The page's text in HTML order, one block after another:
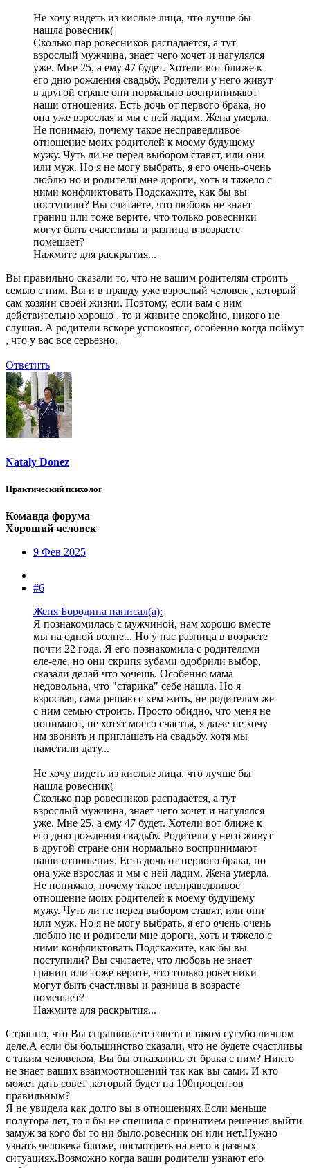
Не хочу видеть из кислые лица, что лучше бы
нашла ровесник(
Сколько пар ровесников распадается, а тут
взрослый мужчина, знает чего хочет и нагулялся
уже. Мне 25, а ему 47 будет. Хотели вот ближе к
его дню рождения свадьбу. Родители у него живут
в другой стране они нормально воспринимают
наши отношения. Есть дочь от первого брака, но
она уже взрослая и мы с ней ладим. Жена умерла.
Не понимаю, почему такое несправедливое
отношение моих родителей к моему будущему
мужу. Чуть ли не перед выбором ставят, или они
или муж. Но я не могу выбрать, я его очень-очень
люблю но и родители мне дороги, хоть и тяжело с
ними конфликтовать Подскажите, как бы вы
поступили? Вы считаете, что любовь не знает
границ или тоже верите, что только ровесники
могут быть счастливы и разница в возрасте
помешает?
Нажмите для раскрытия...
Вы правильно сказали то, что не вашим родителям строить
семью с ним. Вы и в правду уже взрослый человек , который
сам хозяин своей жизни. Поэтому, если вам с ним
действительно хорошо , то и живите спокойно, никого не
слушая. А родители вскоре успокоятся, особенно когда поймут
, что у вас все серьезно.
Ответить
Nataly Donez
Практический психолог
Команда форума
Хороший человек
9 Фев 2025
#6
Женя Бородина написал(а):
Я познакомилась с мужчиной, нам хорошо вместе
мы на одной волне... Но у нас разница в возрасте
почти 22 года. Я его познакомила с родителями
еле-еле, но они скрипя зубами одобрили выбор,
сказали делай что хочешь. Особенно мама
недовольна, что "старика" себе нашла. Но я
взрослая, сама решаю с кем жить, не родителям же
с ним семью строить. Просто обидно, что меня не
понимают, не хотят моего счастья, я даже не хочу
им звонить и приглашать на свадьбу, хотя мы
наметили дату...
Не хочу видеть из кислые лица, что лучше бы
нашла ровесник(
Сколько пар ровесников распадается, а тут
взрослый мужчина, знает чего хочет и нагулялся
уже. Мне 25, а ему 47 будет. Хотели вот ближе к
его дню рождения свадьбу. Родители у него живут
в другой стране они нормально воспринимают
наши отношения. Есть дочь от первого брака, но
она уже взрослая и мы с ней ладим. Жена умерла.
Не понимаю, почему такое несправедливое
отношение моих родителей к моему будущему
мужу. Чуть ли не перед выбором ставят, или они
или муж. Но я не могу выбрать, я его очень-очень
люблю но и родители мне дороги, хоть и тяжело с
ними конфликтовать Подскажите, как бы вы
поступили? Вы считаете, что любовь не знает
границ или тоже верите, что только ровесники
могут быть счастливы и разница в возрасте
помешает?
Нажмите для раскрытия...
Странно, что Вы спрашиваете совета в таком сугубо личном
деле.А если бы большинство сказали, что не будете счастливы
с таким человеком, Вы бы отказались от брака с ним? Никто
не знает ваших взаимоотношений так как вы сами. И кто
может дать совет ,который будет на 100процентов
правильным?
Я не увидела как долго вы в отношениях.Если меньше
полутора лет, то я бы не спешила с принятием решения выйти
замуж за кого бы то ни было,ровесник он или нет.Нужно
узнать человека ближе, посмотреть на него в разных
ситуациях.Возможно когда ваши родители узнают его